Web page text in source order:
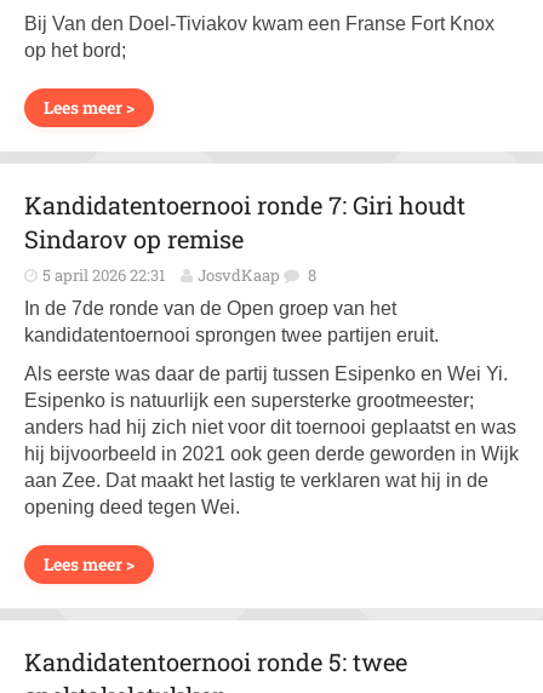
Bij Van den Doel-Tiviakov kwam een Franse Fort Knox
op het bord;
Lees meer >
Kandidatentoernooi ronde 7: Giri houdt
Sindarov op remise
5 april 2026 22:31 JosvdKaap 8
In de 7de ronde van de Open groep van het
kandidatentoernooi sprongen twee partijen eruit.
Als eerste was daar de partij tussen Esipenko en Wei Yi.
Esipenko is natuurlijk een supersterke grootmeester;
anders had hij zich niet voor dit toernooi geplaatst en was
hij bijvoorbeeld in 2021 ook geen derde geworden in Wijk
aan Zee. Dat maakt het lastig te verklaren wat hij in de
opening deed tegen Wei.
Lees meer >
Kandidatentoernooi ronde 5: twee